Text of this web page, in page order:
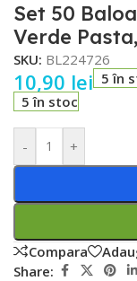
Set 50
Verde
SKU: BL224726
10,90 lei 5 în
5 în stoc
- +
Compara
Share: